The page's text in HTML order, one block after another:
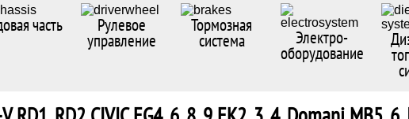
часть Рулевое
управление
Тормозная
система Электро-
оборудование